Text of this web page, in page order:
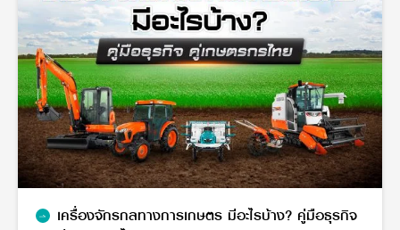
เครื่องจักรกลทางการเกษตร มีอะไรบ้าง? คู่มือธุรกิจ